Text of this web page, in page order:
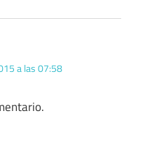
a las 07:58